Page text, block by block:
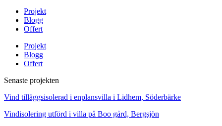
Projekt
Blogg
Offert
Projekt
Blogg
Offert
Senaste projekten
Vind tilläggsisolerad i enplansvilla i Lidhem, Söderbärke
Vindisolering utförd i villa på Boo gård, Bergsjön